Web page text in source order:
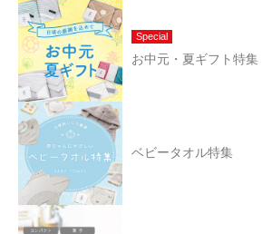
Special
お中元・夏ギフト特集
ベビータオル特集